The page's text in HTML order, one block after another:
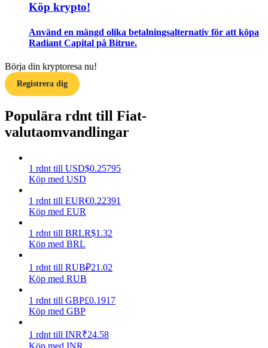
Handelsstrategier
Lär dig hur du håller dig lönsam
Tjäna
Tjäna konkurrenskraftiga belöningar dagligen
Köp krypto!
Använd en mängd olika betalningsalternativ för att köpa
Radiant Capital på Bitrue.
Börja din kryptoresa nu!
Registrera dig
Populära rdnt till Fiat-
valutaomvandlingar
1 rdnt till USD$0.25795
Köp med USD
1 rdnt till EUR€0.22391
Köp med EUR
1 rdnt till BRLR$1.32
Köp med BRL
1 rdnt till RUB₽21.02
Köp med RUB
1 rdnt till GBP£0.1917
Köp med GBP
1 rdnt till INR₹24.58
Köp med INR